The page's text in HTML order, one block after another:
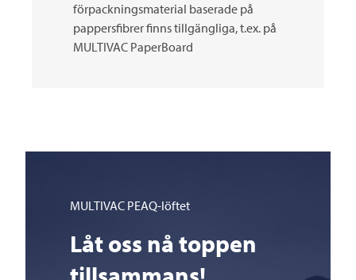
förpackningsmaterial baserade på
pappersfibrer finns tillgängliga, t.ex. på
MULTIVAC PaperBoard
MULTIVAC PEAQ-löftet
Låt oss nå toppen